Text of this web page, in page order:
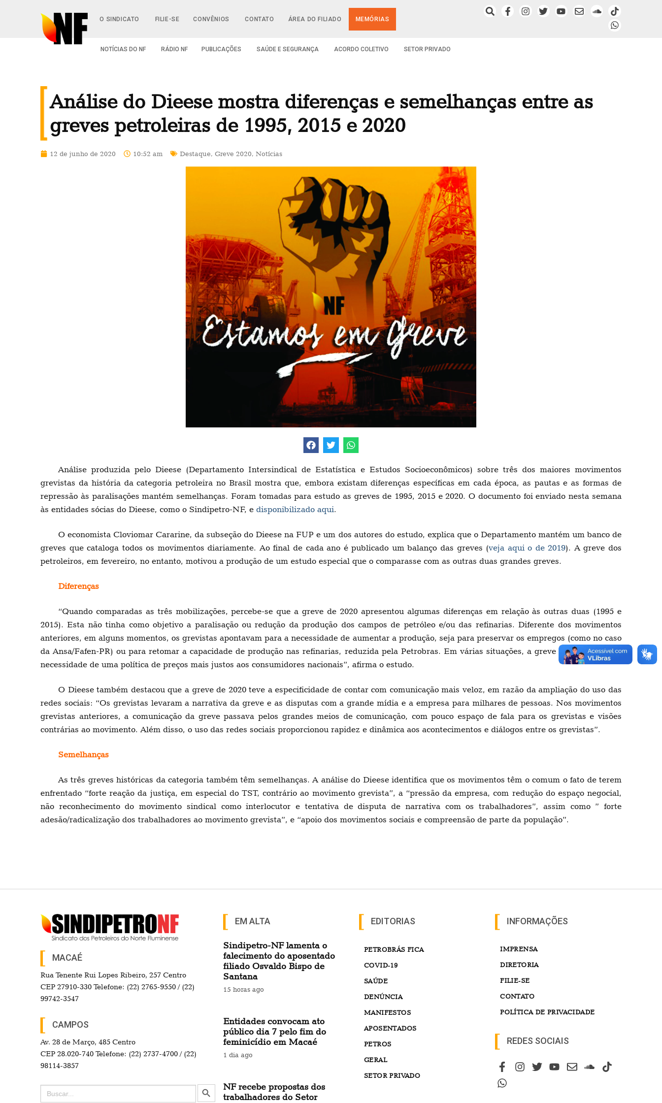
O SINDICATO FILIE-SE CONVÊNIOS CONTATO ÁREA DO FILIADO MEMÓRIAS
NOTÍCIAS DO NF RÁDIO NF PUBLICAÇÕES SAÚDE E SEGURANÇA ACORDO COLETIVO SETOR PRIVADO
Análise do Dieese mostra diferenças e semelhanças entre as
greves petroleiras de 1995, 2015 e 2020
12 de junho de 2020 10:52 am Destaque, Greve 2020, Notícias
Análise produzida pelo Dieese (Departamento Intersindical de Estatística e Estudos Socioeconômicos) sobre três dos maiores movimentos
grevistas da história da categoria petroleira no Brasil mostra que, embora existam diferenças específicas em cada época, as pautas e as formas de
repressão às paralisações mantém semelhanças. Foram tomadas para estudo as greves de 1995, 2015 e 2020. O documento foi enviado nesta semana
às entidades sócias do Dieese, como o Sindipetro-NF, e disponibilizado aqui.
O economista Cloviomar Cararine, da subseção do Dieese na FUP e um dos autores do estudo, explica que o Departamento mantém um banco de
greves que cataloga todos os movimentos diariamente. Ao final de cada ano é publicado um balanço das greves (veja aqui o de 2019). A greve dos
petroleiros, em fevereiro, no entanto, motivou a produção de um estudo especial que o comparasse com as outras duas grandes greves.
Diferenças
“Quando comparadas as três mobilizações, percebe-se que a greve de 2020 apresentou algumas diferenças em relação às outras duas (1995 e
2015). Esta não tinha como objetivo a paralisação ou redução da produção dos campos de petróleo e/ou das refinarias. Diferente dos movimentos
anteriores, em alguns momentos, os grevistas apontavam para a necessidade de aumentar a produção, seja para preservar os empregos (como no caso
da Ansa/Fafen-PR) ou para retomar a capacidade de produção nas refinarias, reduzida pela Petrobras. Em várias situações, a greve apontava para a
necessidade de uma política de preços mais justos aos consumidores nacionais”, afirma o estudo.
O Dieese também destacou que a greve de 2020 teve a especificidade de contar com comunicação mais veloz, em razão da ampliação do uso das
redes sociais: “Os grevistas levaram a narrativa da greve e as disputas com a grande mídia e a empresa para milhares de pessoas. Nos movimentos
grevistas anteriores, a comunicação da greve passava pelos grandes meios de comunicação, com pouco espaço de fala para os grevistas e visões
contrárias ao movimento. Além disso, o uso das redes sociais proporcionou rapidez e dinâmica aos acontecimentos e diálogos entre os grevistas”.
Semelhanças
As três greves históricas da categoria também têm semelhanças. A análise do Dieese identifica que os movimentos têm o comum o fato de terem
enfrentado “forte reação da justiça, em especial do TST, contrário ao movimento grevista”, a “pressão da empresa, com redução do espaço negocial,
não reconhecimento do movimento sindical como interlocutor e tentativa de disputa de narrativa com os trabalhadores”, assim como ” forte
adesão/radicalização dos trabalhadores ao movimento grevista”, e “apoio dos movimentos sociais e compreensão de parte da população”.
MACAÉ
Rua Tenente Rui Lopes Ribeiro, 257 Centro
CEP 27910-330 Telefone: (22) 2765-9550 / (22)
99742-3547
CAMPOS
Av. 28 de Março, 485 Centro
CEP 28.020-740 Telefone: (22) 2737-4700 / (22)
98114-3857
Search
for:
Search Button
EM ALTA
Sindipetro-NF lamenta o
falecimento do aposentado
filiado Osvaldo Bispo de
Santana
15 horas ago
Entidades convocam ato
público dia 7 pelo fim do
feminicídio em Macaé
1 dia ago
NF recebe propostas dos
trabalhadores do Setor
EDITORIAS
PETROBRÁS FICA
COVID-19
SAÚDE
DENÚNCIA
MANIFESTOS
APOSENTADOS
PETROS
GERAL
SETOR PRIVADO
INFORMAÇÕES
IMPRENSA
DIRETORIA
FILIE-SE
CONTATO
POLÍTICA DE PRIVACIDADE
REDES SOCIAIS